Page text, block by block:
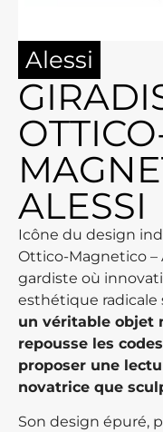
Alessi
ALESSI
Icône du design
Ottico-Magnetico –
gardiste où
esthétique radicale
un véritable objet
repousse les
proposer une
novatrice que
Son design épuré,